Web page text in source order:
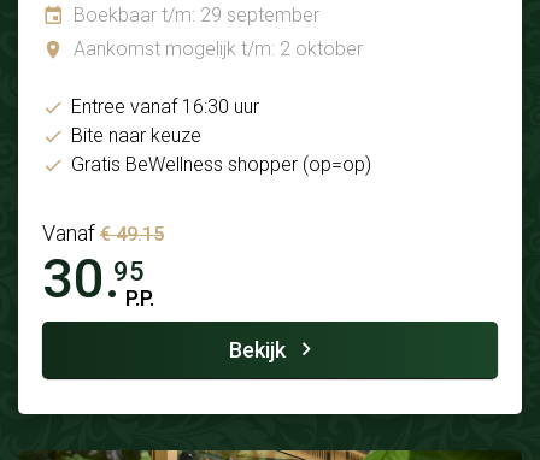
Boekbaar t/m: 29 september
Aankomst mogelijk t/m: 2 oktober
Entree vanaf 16:30 uur
Bite naar keuze
Gratis BeWellness shopper (op=op)
Vanaf € 49.15
30.95
P.P.
Bekijk